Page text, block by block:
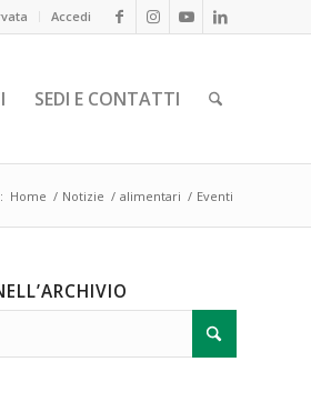
Accedi
SEDI E CONTATTI
Home / Notizie / alimentari / Eventi